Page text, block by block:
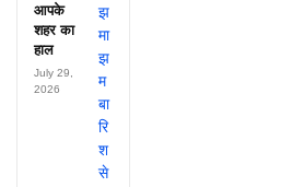
आपके
शहर का
हाल
July 29,
2026